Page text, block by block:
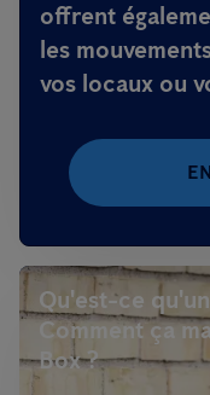
offrent
les
vos locaux ou
Qu'est-ce
Comment ça
Box ?